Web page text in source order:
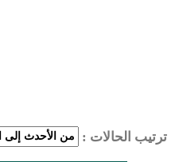
ترتيب الحالات :